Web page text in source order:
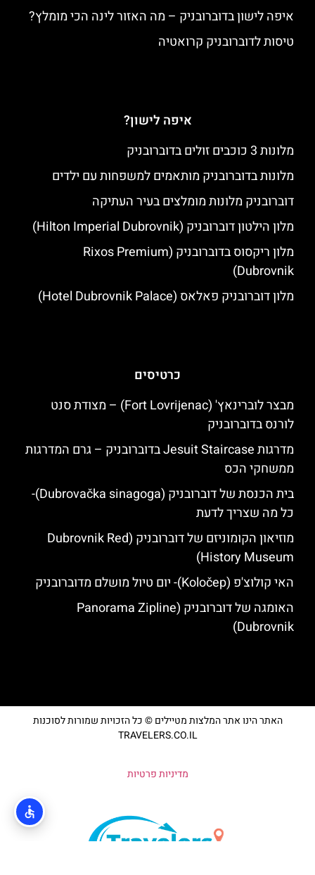
איפה לישון בדוברובניק – מה האזור לינה הכי מומלץ?
טיסות לדוברובניק קרואטיה
איפה לישון?
מלונות 3 כוכבים זולים בדוברובניק
מלונות בדוברובניק מותאמים למשפחות עם ילדים
דוברובניק מלונות מומלצים בעיר העתיקה
מלון הילטון דוברובניק (Hilton Imperial Dubrovnik)
מלון ריקסוס בדוברובניק (Rixos Premium
Dubrovnik)
מלון דוברובניק פאלאס (Hotel Dubrovnik Palace)
כרטיסים
מבצר לוברינאץ' (Fort Lovrijenac) – מצודת סנט
לורנס בדוברובניק
מדרגות Jesuit Staircase בדוברובניק – גרם המדרגות
ממשחקי הכס
בית הכנסת של דוברובניק (Dubrovačka sinagoga)-
כל מה שצריך לדעת
מוזיאון הקומוניזם של דוברובניק (Dubrovnik Red
History Museum)
האי קולוצ'פ (Koločep)- יום טיול מושלם מדוברובניק
האומגה של דוברובניק (Panorama Zipline
Dubrovnik)
האתר הינו אתר המלצות מטיילים © כל הזכויות שמורות לסוכנות
TRAVELERS.CO.IL
מדיניות פרטיות